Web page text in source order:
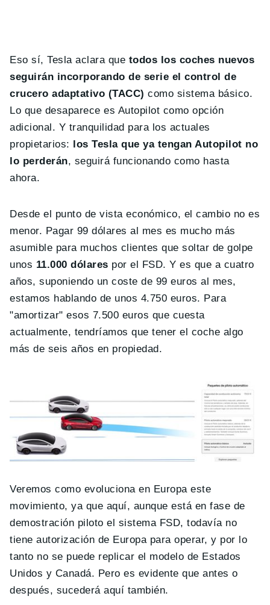
Eso sí, Tesla aclara que todos los coches nuevos
seguirán incorporando de serie el control de
crucero adaptativo (TACC) como sistema básico.
Lo que desaparece es Autopilot como opción
adicional. Y tranquilidad para los actuales
propietarios: los Tesla que ya tengan Autopilot no
lo perderán, seguirá funcionando como hasta
ahora.
Desde el punto de vista económico, el cambio no es
menor. Pagar 99 dólares al mes es mucho más
asumible para muchos clientes que soltar de golpe
unos 11.000 dólares por el FSD. Y es que a cuatro
años, suponiendo un coste de 99 euros al mes,
estamos hablando de unos 4.750 euros. Para
"amortizar" esos 7.500 euros que cuesta
actualmente, tendríamos que tener el coche algo
más de seis años en propiedad.
Veremos como evoluciona en Europa este
movimiento, ya que aquí, aunque está en fase de
demostración piloto el sistema FSD, todavía no
tiene autorización de Europa para operar, y por lo
tanto no se puede replicar el modelo de Estados
Unidos y Canadá. Pero es evidente que antes o
después, sucederá aquí también.